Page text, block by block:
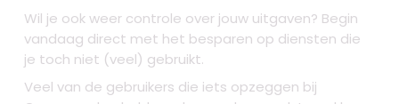
Wil je ook weer controle over jouw uitgaven? Begin
vandaag direct met het besparen op diensten die
je toch niet (veel) gebruikt.
Veel van de gebruikers die iets opzeggen bij